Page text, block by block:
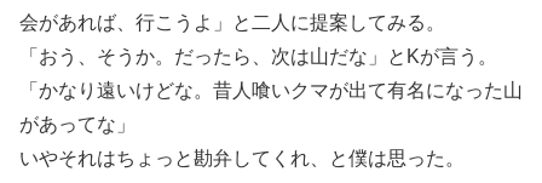
会があれば、行こうよ」と二人に提案してみる。
「おう、そうか。だったら、次は山だな」とKが言う。
「かなり遠いけどな。昔人喰いクマが出て有名になった山
があってな」
いやそれはちょっと勘弁してくれ、と僕は思った。